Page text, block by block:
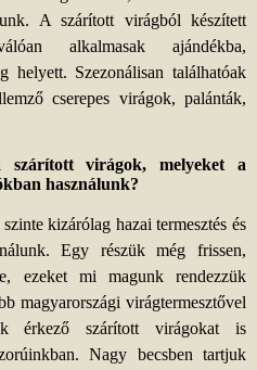
A szárított virágból készített
alkalmasak ajándékba,
helyett. Szezonálisan találhatóak
cserepes virágok, palánták,
szárított virágok, melyeket a
használunk?
kizárólag hazai termesztés és
Egy részük még frissen,
ezeket mi magunk rendezzük
magyarországi virágtermesztővel
érkező szárított virágokat is
Nagy becsben tartjuk